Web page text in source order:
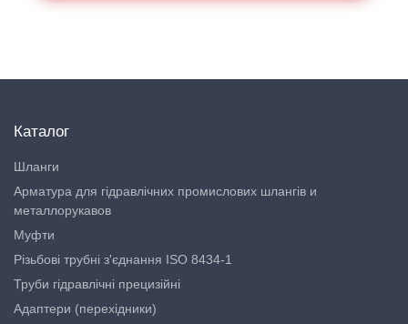
Каталог
Шланги
Арматура для гідравлічних промислових шлангів и
металлорукавов
Муфти
Різьбові трубні з'єднання ISO 8434-1
Труби гідравлічні прецизійні
Адаптери (перехідники)